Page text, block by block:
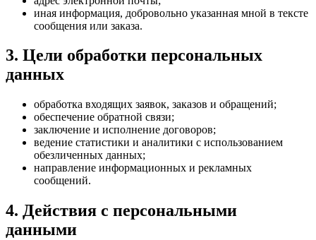
иная информация, добровольно указанная мной в тексте
сообщения или заказа.
3. Цели обработки персональных
данных
обработка входящих заявок, заказов и обращений;
обеспечение обратной связи;
заключение и исполнение договоров;
ведение статистики и аналитики с использованием
обезличенных данных;
направление информационных и рекламных
сообщений.
4. Действия с персональными
данными